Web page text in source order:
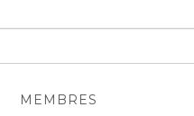
MEMBRES